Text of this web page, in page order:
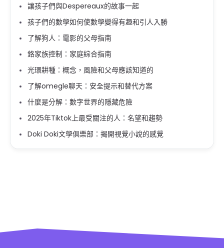
讓孩子們與Despereaux的故事一起
孩子們的數學如何使數學變得有趣和引人入勝
了解狗人：電影的父母指南
鉻家族控制：家庭綜合指南
光環耕種：概念，風險和父母應該知道的
了解omegle聊天：安全提示和替代方案
什麼是分解：數字世界的隱藏危險
2025年Tiktok上最受關注的人：名望和趨勢
Doki Doki文學俱樂部：揭開視覺小說的感覺